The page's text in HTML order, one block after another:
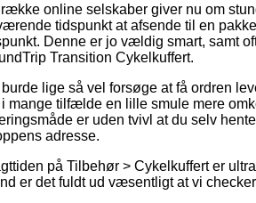
online selskaber giver nu om
tidspunkt at afsende til en
Denne er jo vældig smart, samt
Transition Cykelkuffert.
burde lige så vel forsøge at få ordren
mange tilfælde en lille smule mere
er uden tvivl at du selv
adresse.
på Tilbehør > Cykelkuffert er
er det fuldt ud væsentligt at vi